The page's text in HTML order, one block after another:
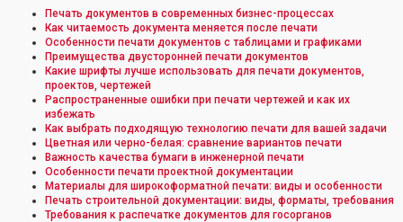
Печать документов в современных бизнес-процессах
Как читаемость документа меняется после печати
Особенности печати документов с таблицами и графиками
Преимущества двусторонней печати документов
Какие шрифты лучше использовать для печати документов,
проектов, чертежей
Распространенные ошибки при печати чертежей и как их
избежать
Как выбрать подходящую технологию печати для вашей задачи
Цветная или черно-белая: сравнение вариантов печати
Важность качества бумаги в инженерной печати
Особенности печати проектной документации
Материалы для широкоформатной печати: виды и особенности
Печать строительной документации: виды, форматы, требования
Требования к распечатке документов для госорганов